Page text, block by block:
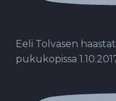
Eeli Tolvasen
pukukopissa